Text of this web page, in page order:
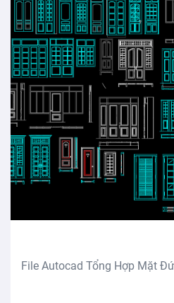
File Autocad Tổng Hợp Mặt